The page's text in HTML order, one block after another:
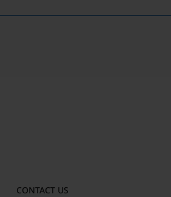
CONTACT US